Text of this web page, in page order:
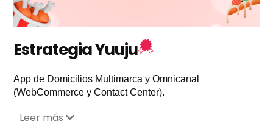
Estrategia Yuuju
App de Domicilios Multimarca y Omnicanal
(WebCommerce y Contact Center).
Leer más